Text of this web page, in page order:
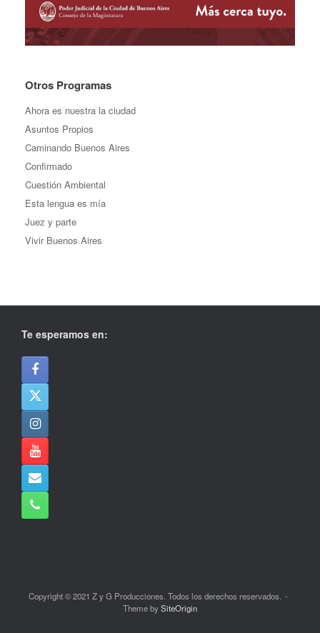
Otros Programas
Ahora es nuestra la ciudad
Asuntos Propios
Caminando Buenos Aires
Confirmado
Cuestión Ambiental
Esta lengua es mía
Juez y parte
Vivir Buenos Aires
Te esperamos en:
Copyright © 2021 Z y G Producciones. Todos los derechos reservados.
Theme bySiteOrigin